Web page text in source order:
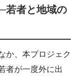
若者と地域の
か、本プロジェク
者が一度外に出